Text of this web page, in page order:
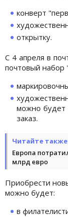
конверт
открытку.
С 4 апреля в
почтовый набор
можно будет
заказ.
Читайте
Европа
млрд евро
Приобрести
можно будет:
в